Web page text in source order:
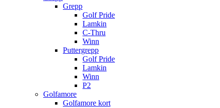
Grepp
Golf Pride
Lamkin
C-Thru
Winn
Puttergrepp
Golf Pride
Lamkin
Winn
P2
Golfamore
Golfamore kort